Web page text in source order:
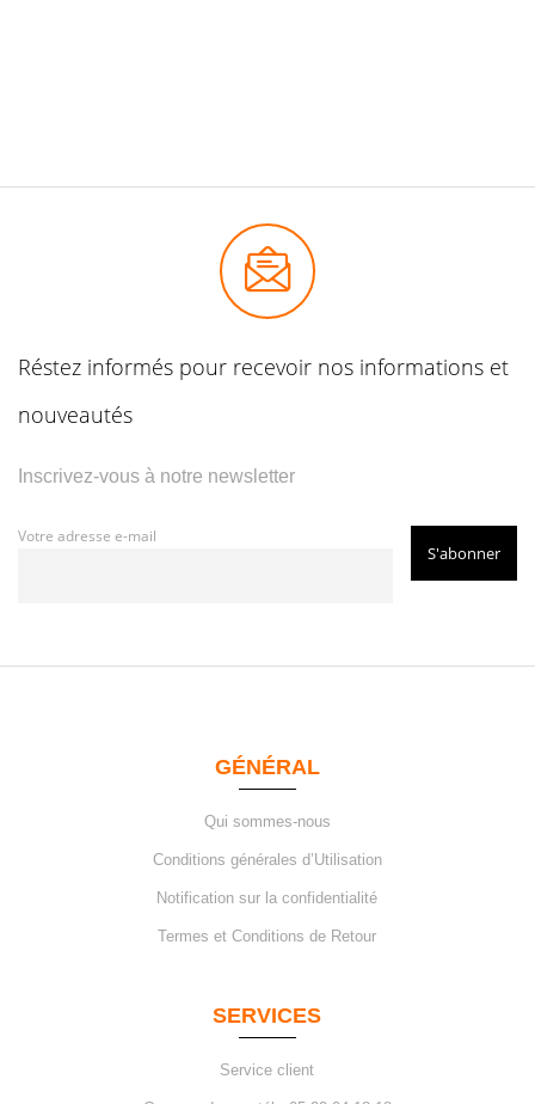
Réstez informés pour recevoir nos informations et
nouveautés
Inscrivez-vous à notre newsletter
Votre adresse e-mail
GÉNÉRAL
Qui sommes-nous
Conditions générales d’Utilisation
Notification sur la confidentialité
Termes et Conditions de Retour
SERVICES
Service client